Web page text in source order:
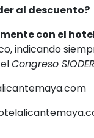
al descuento?
con el
indicando
Congreso